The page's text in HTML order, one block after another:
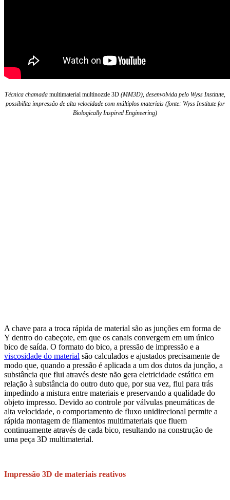
Técnica chamada multimaterial multinozzle 3D (MM3D), desenvolvida pelo Wyss Institute,
possibilita impressão de alta velocidade com múltiplos materiais (fonte: Wyss Institute for
Biologically Inspired Engineering)
A chave para a troca rápida de material são as junções em forma de
Y dentro do cabeçote, em que os canais convergem em um único
bico de saída. O formato do bico, a pressão de impressão e a
viscosidade do material são calculados e ajustados precisamente de
modo que, quando a pressão é aplicada a um dos dutos da junção, a
substância que flui através deste não gera eletricidade estática em
relação à substância do outro duto que, por sua vez, flui para trás
impedindo a mistura entre materiais e preservando a qualidade do
objeto impresso. Devido ao controle por válvulas pneumáticas de
alta velocidade, o comportamento de fluxo unidirecional permite a
rápida montagem de filamentos multimateriais que fluem
continuamente através de cada bico, resultando na construção de
uma peça 3D multimaterial.
Impressão 3D de materiais reativos